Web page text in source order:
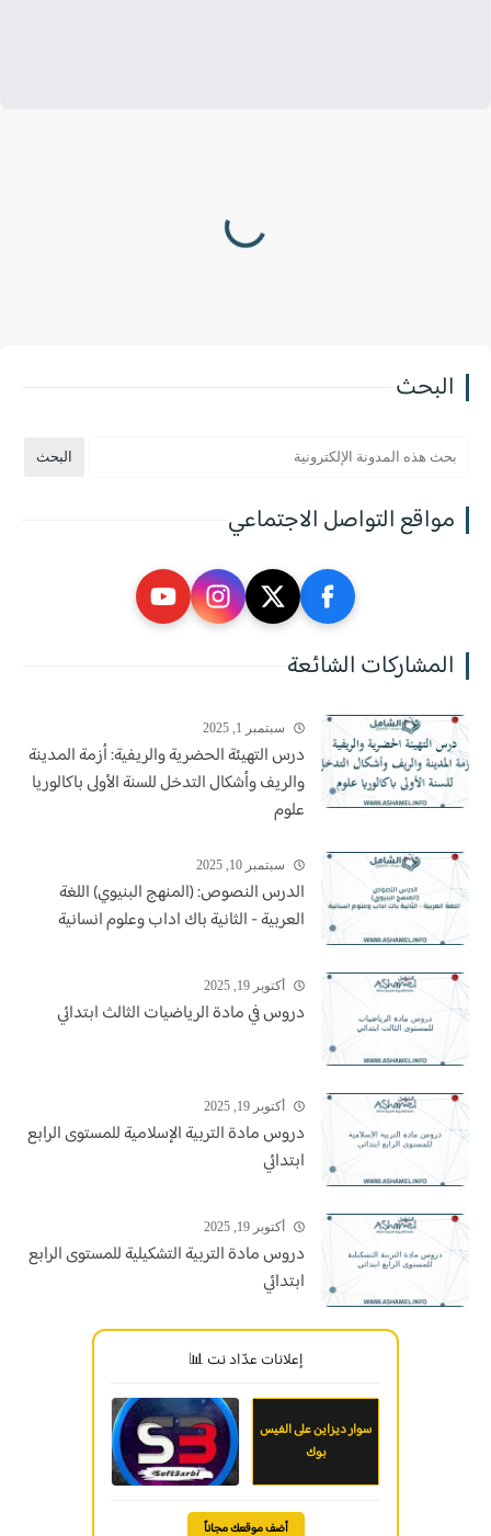
البحث
مواقع التواصل الاجتماعي
المشاركات الشائعة
سبتمبر 1, 2025
درس التهيئة الحضرية والريفية: أزمة المدينة
والريف وأشكال التدخل للسنة الأولى باكالوريا
علوم
سبتمبر 10, 2025
الدرس النصوص: (المنهج البنيوي) اللغة
العربية - الثانية باك اداب وعلوم انسانية
أكتوبر 19, 2025
دروس في مادة الرياضيات الثالث ابتدائي
أكتوبر 19, 2025
دروس مادة التربية الإسلامية للمستوى الرابع
ابتدائي
أكتوبر 19, 2025
دروس مادة التربية التشكيلية للمستوى الرابع
ابتدائي
إعلانات عدّاد نت 📊
سوار ديزاين على الفيس
بوك
أضف موقعك مجاناً